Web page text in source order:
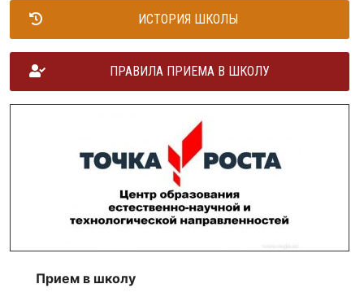
ИСТОРИЯ ШКОЛЫ
ПРАВИЛА ПРИЕМА В ШКОЛУ
Прием в школу